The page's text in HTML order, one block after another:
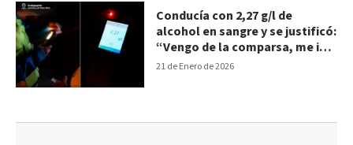
21 de Enero de 2026
Conducía con 2,27 g/l de
alcohol en sangre y se justificó:
“Vengo de la comparsa, me iba
a dormir”